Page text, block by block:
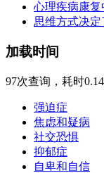
心理疾病康
思维方式决
加载时间
97次查询，耗时
强迫症
焦虑和疑病
社交恐惧
抑郁症
自卑和自信